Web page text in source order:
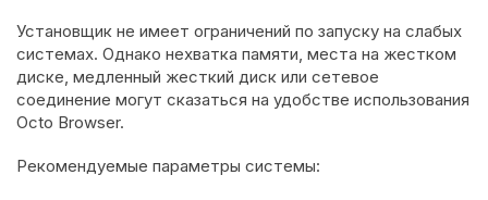
Установщик не имеет ограничений по запуску на слабых
системах. Однако нехватка памяти, места на жестком
диске, медленный жесткий диск или сетевое
соединение могут сказаться на удобстве использования
Octo Browser.
Рекомендуемые параметры системы: